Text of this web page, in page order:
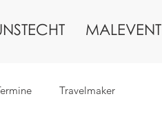
MALEVENT
Travelmaker